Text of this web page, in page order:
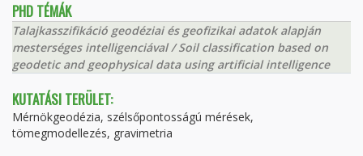
PHD TÉMÁK
Talajkasszifikáció geodéziai és geofizikai adatok alapján
mesterséges intelligenciával / Soil classification based on
geodetic and geophysical data using artificial intelligence
KUTATÁSI TERÜLET:
Mérnökgeodézia, szélsőpontosságú mérések,
tömegmodellezés, gravimetria